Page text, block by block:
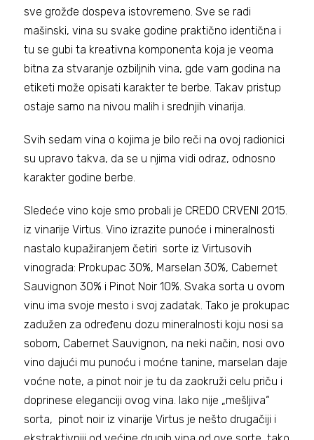
sve grožđe dospeva istovremeno. Sve se radi
mašinski, vina su svake godine praktično identična i
tu se gubi ta kreativna komponenta koja je veoma
bitna za stvaranje ozbiljnih vina, gde vam godina na
etiketi može opisati karakter te berbe. Takav pristup
ostaje samo na nivou malih i srednjih vinarija.
Svih sedam vina o kojima je bilo reči na ovoj radionici
su upravo takva, da se u njima vidi odraz, odnosno
karakter godine berbe.
Sledeće vino koje smo probali je CREDO CRVENI 2015.
iz vinarije Virtus. Vino izrazite punoće i mineralnosti
nastalo kupažiranjem četiri sorte iz Virtusovih
vinograda: Prokupac 30%, Marselan 30%, Cabernet
Sauvignon 30% i Pinot Noir 10%. Svaka sorta u ovom
vinu ima svoje mesto i svoj zadatak. Tako je prokupac
zadužen za određenu dozu mineralnosti koju nosi sa
sobom, Cabernet Sauvignon, na neki način, nosi ovo
vino dajući mu punoću i moćne tanine, marselan daje
voćne note, a pinot noir je tu da zaokruži celu priču i
doprinese eleganciji ovog vina. Iako nije „mešljiva“
sorta, pinot noir iz vinarije Virtus je nešto drugačiji i